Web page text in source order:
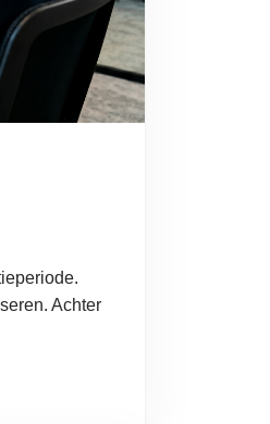
Achter